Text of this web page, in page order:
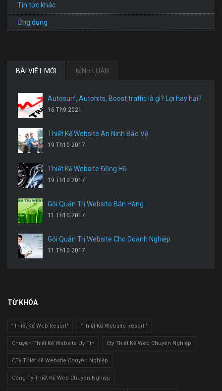
Tin tức khác
Ứng dụng
BÀI VIẾT MỚI BÌNH LUẬN
Autosurf, Autohits, Boost traffic là gì? Lợi hay hại?
16 Th9 2021
Thiết Kế Website An Ninh Bảo Vệ
19 Th10 2017
Thiết Kế Website Đồng Hồ
19 Th10 2017
Gói Quản Trị Website Bán Hàng
11 Th10 2017
Gói Quản Trị Website Cho Doanh Nghiệp
11 Th10 2017
TỪ KHÓA
"Thiết Kế Web Resort" "Thiết Kế Website Resort "
Chuyên Thiết Kế Website Uy Tín Cty Thiết Kế Web Chuyên Nghiệp
CTy Thiết Kế Website Chuyên Nghiệp
Công Ty Thiết Kế Web Chuyên Nghiệp